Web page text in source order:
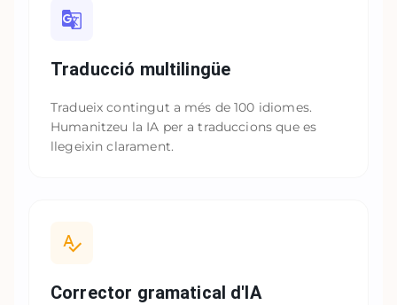
Traducció multilingüe
Tradueix contingut a més de 100 idiomes.
Humanitzeu la IA per a traduccions que es
llegeixin clarament.
Corrector gramatical d'IA